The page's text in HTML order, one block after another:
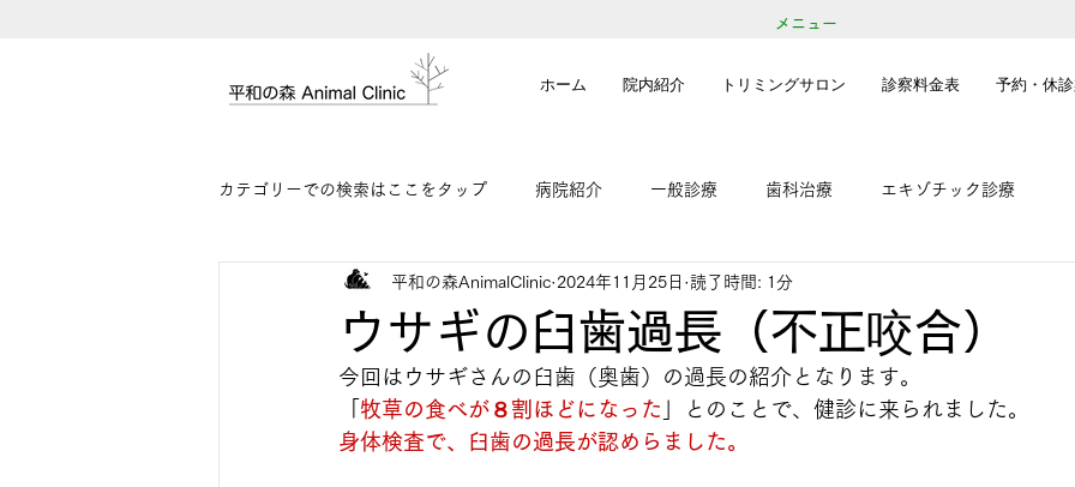
メニュー
ホーム 院内紹介 トリミングサロン 診察料金表 予約・休
カテゴリーでの検索はここをタップ 病院紹介 一般診療 歯科治療 エキゾチック診療
ウサギの臼歯過長（不正咬合）
平和の森AnimalClinic 2024年11月25日 読了時間: 1分
今回はウサギさんの臼歯（奥歯）の過長の紹介となります。
牧草の食べが８割ほどになった
」とのことで、健診に来られました。
身体検査で、臼歯の過長が認めらました。